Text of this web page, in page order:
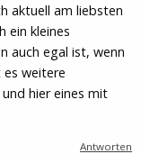
aktuell am liebsten
ein kleines
auch egal ist, wenn
es weitere
hier eines mit
Antworten